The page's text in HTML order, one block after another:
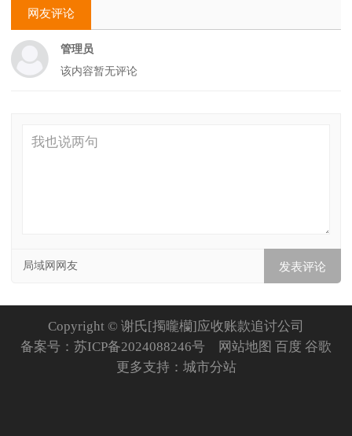
网友评论
管理员
该内容暂无评论
局域网网友
Copyright © 谢氏[擉曨欗]应收账款追讨公司
备案号： 苏ICP备2024088246号 网站地图 百度 谷歌
更多支持： 城市分站